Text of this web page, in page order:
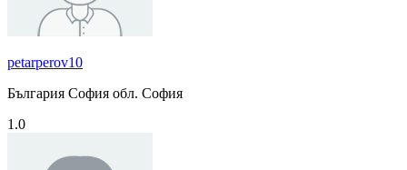
petarperov10
България София обл. София
1.0